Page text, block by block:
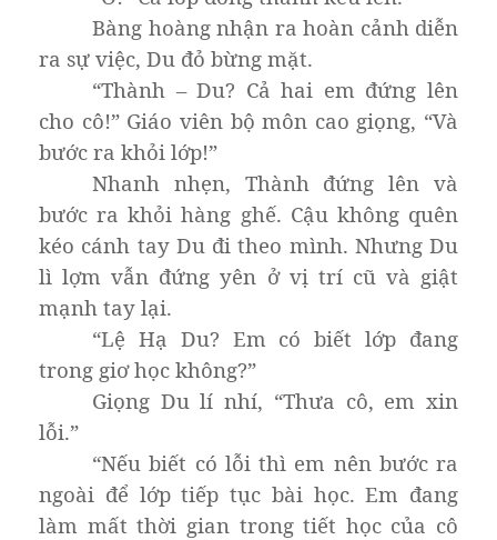
Bàng hoàng nhận ra hoàn cảnh diễn
ra sự việc, Du đỏ bừng mặt.
“Thành – Du? Cả hai em đứng lên
cho cô!” Giáo viên bộ môn cao giọng, “Và
bước ra khỏi lớp!”
Nhanh nhẹn, Thành đứng lên và
bước ra khỏi hàng ghế. Cậu không quên
kéo cánh tay Du đi theo mình. Nhưng Du
lì lợm vẫn đứng yên ở vị trí cũ và giật
mạnh tay lại.
“Lệ Hạ Du? Em có biết lớp đang
trong giơ học không?”
Giọng Du lí nhí, “Thưa cô, em xin
lỗi.”
“Nếu biết có lỗi thì em nên bước ra
ngoài để lớp tiếp tục bài học. Em đang
làm mất thời gian trong tiết học của cô